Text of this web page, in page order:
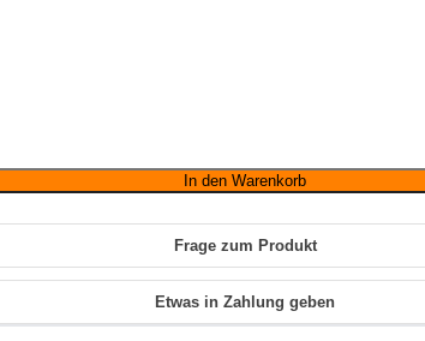
In den Warenkorb
Frage zum Produkt
Etwas in Zahlung geben